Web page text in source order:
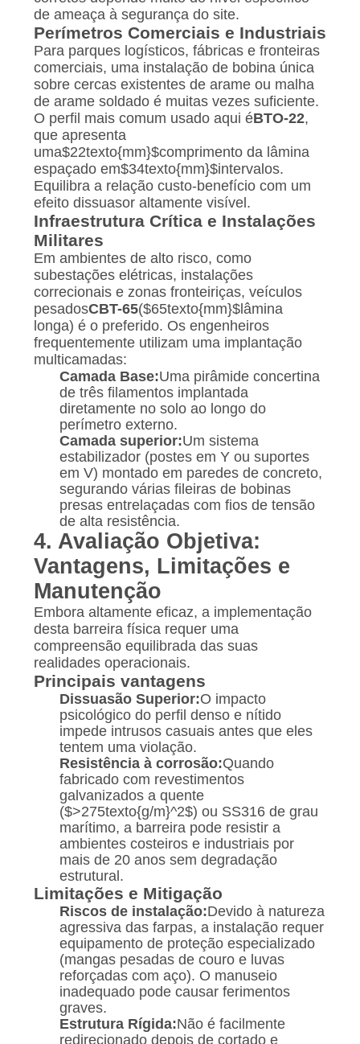
de ameaça à segurança do site.
Perímetros Comerciais e Industriais
Para parques logísticos, fábricas e fronteiras
comerciais, uma instalação de bobina única
sobre cercas existentes de arame ou malha
de arame soldado é muitas vezes suficiente.
O perfil mais comum usado aqui éBTO-22,
que apresenta
uma$22texto{mm}$comprimento da lâmina
espaçado em$34texto{mm}$intervalos.
Equilibra a relação custo-benefício com um
efeito dissuasor altamente visível.
Infraestrutura Crítica e Instalações
Militares
Em ambientes de alto risco, como
subestações elétricas, instalações
correcionais e zonas fronteiriças, veículos
pesadosCBT-65($65texto{mm}$lâmina
longa) é o preferido. Os engenheiros
frequentemente utilizam uma implantação
multicamadas:
Camada Base:Uma pirâmide concertina
de três filamentos implantada
diretamente no solo ao longo do
perímetro externo.
Camada superior:Um sistema
estabilizador (postes em Y ou suportes
em V) montado em paredes de concreto,
segurando várias fileiras de bobinas
presas entrelaçadas com fios de tensão
de alta resistência.
4. Avaliação Objetiva:
Vantagens, Limitações e
Manutenção
Embora altamente eficaz, a implementação
desta barreira física requer uma
compreensão equilibrada das suas
realidades operacionais.
Principais vantagens
Dissuasão Superior:O impacto
psicológico do perfil denso e nítido
impede intrusos casuais antes que eles
tentem uma violação.
Resistência à corrosão:Quando
fabricado com revestimentos
galvanizados a quente
($>275texto{g/m}^2$) ou SS316 de grau
marítimo, a barreira pode resistir a
ambientes costeiros e industriais por
mais de 20 anos sem degradação
estrutural.
Limitações e Mitigação
Riscos de instalação:Devido à natureza
agressiva das farpas, a instalação requer
equipamento de proteção especializado
(mangas pesadas de couro e luvas
reforçadas com aço). O manuseio
inadequado pode causar ferimentos
graves.
Estrutura Rígida:Não é facilmente
redirecionado depois de cortado e